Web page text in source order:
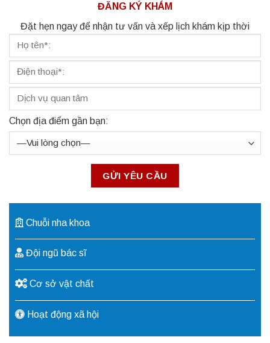
ĐĂNG KÝ KHÁM
Đặt hẹn ngay để nhận tư vấn và xếp lịch khám kịp thời
Chọn địa điểm gần bạn:
Chuỗi nha khoa
Đội ngũ bác sĩ
Cơ sở vật chất
Hoạt động xã hội